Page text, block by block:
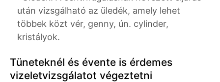
után vizsgálható az üledék, amely lehet
többek közt vér, genny, ún. cylinder,
kristályok.
Tüneteknél és évente is érdemes
vizeletvizsgálatot végeztetni